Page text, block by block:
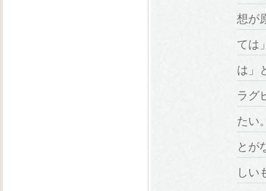
想が
ては
は」
ラグ
たい
とが
しい